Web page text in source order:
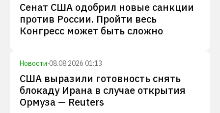
Сенат США одобрил новые санкции
против России. Пройти весь
Конгресс может быть сложно
Новости·08.08.2026 01:13
США выразили готовность снять
блокаду Ирана в случае открытия
Ормуза — Reuters